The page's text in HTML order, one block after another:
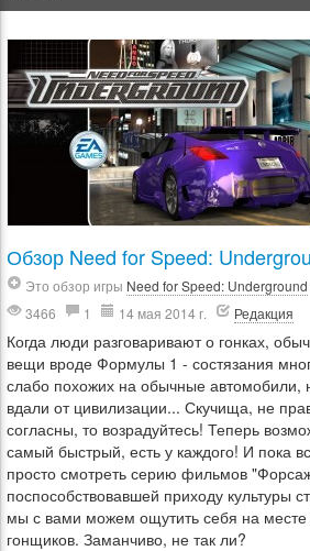
Обзор Need for Speed:
Это обзор игры Need for Speed: Underground
3466
1 14 мая 2014 г. Редакция
Когда люди разговаривают о гонках,
вещи вроде Формулы 1 - состязания
слабо похожих на обычные автомобили,
вдали от цивилизации... Скучища, не
согласны, то возрадуйтесь! Теперь
самый быстрый, есть у каждого! И пока
просто смотреть серию фильмов
поспособствовавшей приходу культуры
мы с вами можем ощутить себя на месте
гонщиков. Заманчиво, не так ли?